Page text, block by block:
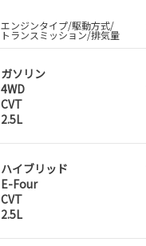
エンジンタイプ/駆動方式/
トランスミッション/排気量
ガソリン
4WD
CVT
2.5L
ハイブリッド
E-Four
CVT
2.5L